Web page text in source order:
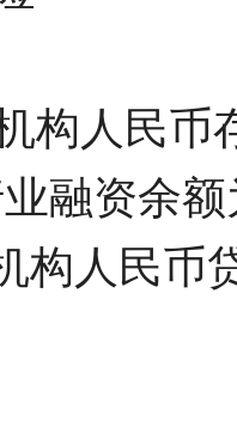
构人民币
融资余
构人民币